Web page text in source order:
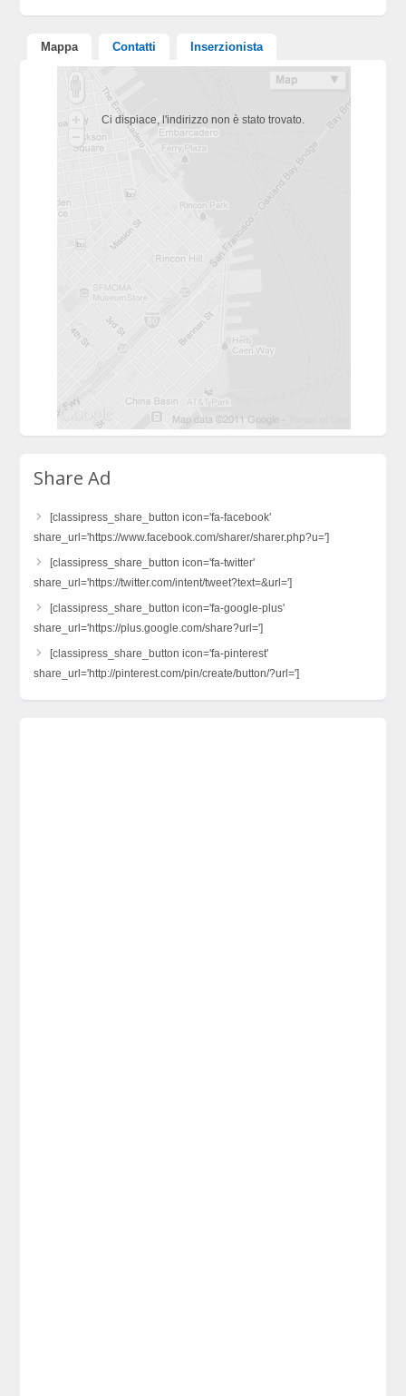
Mappa Contatti Inserzionista
Ci dispiace, l'indirizzo non è stato trovato.
Share Ad
[classipress_share_button icon='fa-facebook'
share_url='https://www.facebook.com/sharer/sharer.php?u=']
[classipress_share_button icon='fa-twitter'
share_url='https://twitter.com/intent/tweet?text=&url=']
[classipress_share_button icon='fa-google-plus'
share_url='https://plus.google.com/share?url=']
[classipress_share_button icon='fa-pinterest'
share_url='http://pinterest.com/pin/create/button/?url=']